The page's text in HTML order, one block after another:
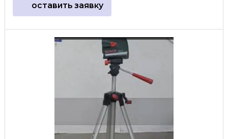
оставить заявку